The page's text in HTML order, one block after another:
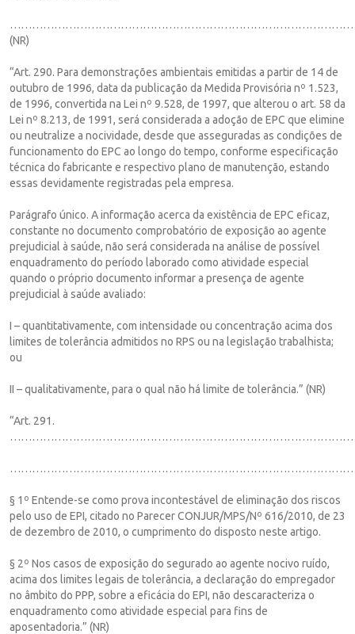
(NR)
“Art. 290. Para demonstrações ambientais emitidas a partir de 14 de
outubro de 1996, data da publicação da Medida Provisória nº 1.523,
de 1996, convertida na Lei nº 9.528, de 1997, que alterou o art. 58 da
Lei nº 8.213, de 1991, será considerada a adoção de EPC que elimine
ou neutralize a nocividade, desde que asseguradas as condições de
funcionamento do EPC ao longo do tempo, conforme especificação
técnica do fabricante e respectivo plano de manutenção, estando
essas devidamente registradas pela empresa.
Parágrafo único. A informação acerca da existência de EPC eficaz,
constante no documento comprobatório de exposição ao agente
prejudicial à saúde, não será considerada na análise de possível
enquadramento do período laborado como atividade especial
quando o próprio documento informar a presença de agente
prejudicial à saúde avaliado:
I – quantitativamente, com intensidade ou concentração acima dos
limites de tolerância admitidos no RPS ou na legislação trabalhista;
ou
II – qualitativamente, para o qual não há limite de tolerância.” (NR)
“Art. 291.
§ 1º Entende-se como prova incontestável de eliminação dos riscos
pelo uso de EPI, citado no Parecer CONJUR/MPS/Nº 616/2010, de 23
de dezembro de 2010, o cumprimento do disposto neste artigo.
§ 2º Nos casos de exposição do segurado ao agente nocivo ruído,
acima dos limites legais de tolerância, a declaração do empregador
no âmbito do PPP, sobre a eficácia do EPI, não descaracteriza o
enquadramento como atividade especial para fins de
aposentadoria.” (NR)